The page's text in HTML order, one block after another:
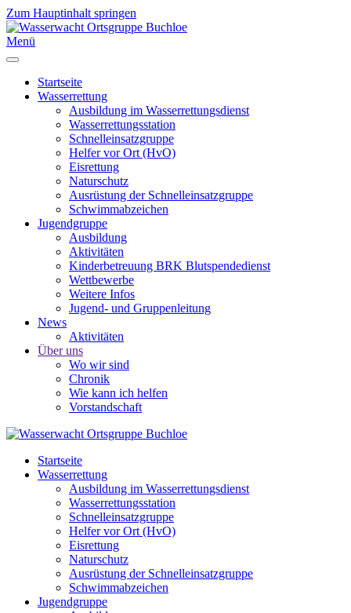
Zum Hauptinhalt springen
Menü
Startseite
Wasserrettung
Ausbildung im Wasserrettungsdienst
Wasserrettungsstation
Schnelleinsatzgruppe
Helfer vor Ort (HvO)
Eisrettung
Naturschutz
Ausrüstung der Schnelleinsatzgruppe
Schwimmabzeichen
Jugendgruppe
Ausbildung
Aktivitäten
Kinderbetreuung BRK Blutspendedienst
Wettbewerbe
Weitere Infos
Jugend- und Gruppenleitung
News
Aktivitäten
Über uns
Wo wir sind
Chronik
Wie kann ich helfen
Vorstandschaft
Startseite
Wasserrettung
Ausbildung im Wasserrettungsdienst
Wasserrettungsstation
Schnelleinsatzgruppe
Helfer vor Ort (HvO)
Eisrettung
Naturschutz
Ausrüstung der Schnelleinsatzgruppe
Schwimmabzeichen
Jugendgruppe